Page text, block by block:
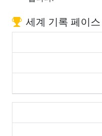
세계 기록 페이스